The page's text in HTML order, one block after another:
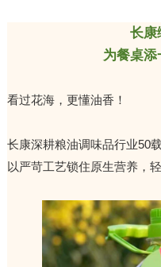
长康
为餐桌
看过花海，更懂油香！
长康深耕粮油调味品行业50
以严苛工艺锁住原生营养，